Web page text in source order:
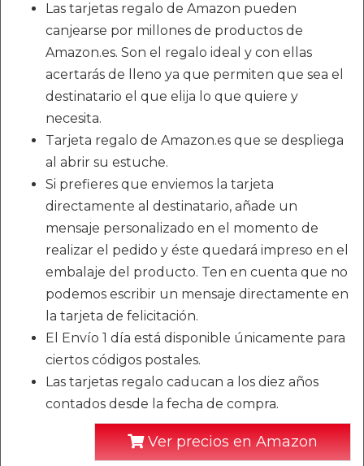
Las tarjetas regalo de Amazon pueden
canjearse por millones de productos de
Amazon.es. Son el regalo ideal y con ellas
acertarás de lleno ya que permiten que sea el
destinatario el que elija lo que quiere y
necesita.
Tarjeta regalo de Amazon.es que se despliega
al abrir su estuche.
Si prefieres que enviemos la tarjeta
directamente al destinatario, añade un
mensaje personalizado en el momento de
realizar el pedido y éste quedará impreso en el
embalaje del producto. Ten en cuenta que no
podemos escribir un mensaje directamente en
la tarjeta de felicitación.
El Envío 1 día está disponible únicamente para
ciertos códigos postales.
Las tarjetas regalo caducan a los diez años
contados desde la fecha de compra.
Ver precios en Amazon